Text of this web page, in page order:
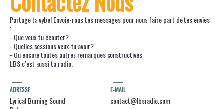
Partage ta vybe! Envoie-nous tes messages pour nous faire part de tes envies
:
- Que veux-tu écouter?
- Quelles sessions veux-tu avoir?
- Ou encore toutes autres remarques constructives
LBS c’est aussi ta radio.
ADRESSE
Lyrical Burning Sound
E-MAIL
contact@lbsradio.com